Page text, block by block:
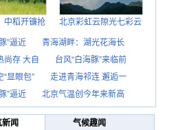
中稻开镰抢 北京彩虹云隙光七彩云
”逼近
青海湖畔：湖光花海长
尚存 大自
台风“白海豚”来临前
“显眼包”
走进青海祁连 邂逅一
”逼近
北京气温创今年来新高
闻 气候趣闻